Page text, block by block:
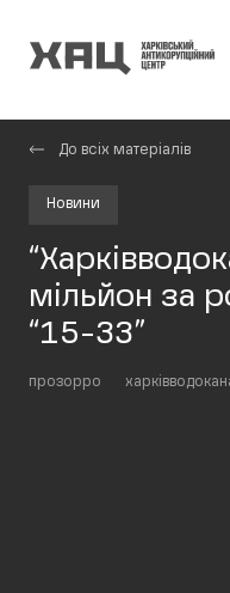
До всіх матеріалів
Новини
мільйон за
“15-33”
прозорро